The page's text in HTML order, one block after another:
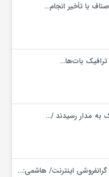
با تأخیر انجام…
ترافیک بات‌ها…
به مدار رسیدند /…
گرانفروشی اینترنت/ هاشمی:…